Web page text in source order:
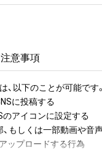
意事項
、以下のことが可能です。
に投稿する
のアイコンに設定する
、もしくは一部動画や音
ップロードする行為